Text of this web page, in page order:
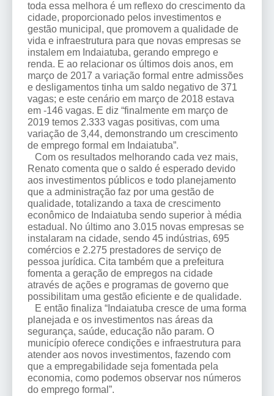
toda essa melhora é um reflexo do crescimento da
cidade, proporcionado pelos investimentos e
gestão municipal, que promovem a qualidade de
vida e infraestrutura para que novas empresas se
instalem em Indaiatuba, gerando emprego e
renda. E ao relacionar os últimos dois anos, em
março de 2017 a variação formal entre admissões
e desligamentos tinha um saldo negativo de 371
vagas; e este cenário em março de 2018 estava
em -146 vagas. E diz “finalmente em março de
2019 temos 2.333 vagas positivas, com uma
variação de 3,44, demonstrando um crescimento
de emprego formal em Indaiatuba”.
Com os resultados melhorando cada vez mais,
Renato comenta que o saldo é esperado devido
aos investimentos públicos e todo planejamento
que a administração faz por uma gestão de
qualidade, totalizando a taxa de crescimento
econômico de Indaiatuba sendo superior à média
estadual. No último ano 3.015 novas empresas se
instalaram na cidade, sendo 45 indústrias, 695
comércios e 2.275 prestadores de serviço de
pessoa jurídica. Cita também que a prefeitura
fomenta a geração de empregos na cidade
através de ações e programas de governo que
possibilitam uma gestão eficiente e de qualidade.
E então finaliza “Indaiatuba cresce de uma forma
planejada e os investimentos nas áreas da
segurança, saúde, educação não param. O
município oferece condições e infraestrutura para
atender aos novos investimentos, fazendo com
que a empregabilidade seja fomentada pela
economia, como podemos observar nos números
do emprego formal”.